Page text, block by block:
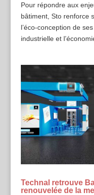
Pour répondre aux
bâtiment, Sto renforce
l’éco-conception de
industrielle et
Technal retrouve
renouvelée de la